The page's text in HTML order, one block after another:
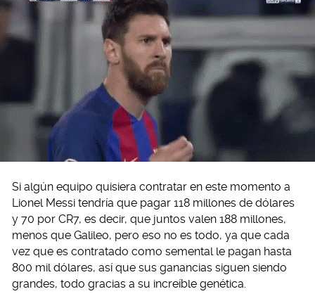
Si algún equipo quisiera contratar en este momento a
Lionel Messi tendría que pagar 118 millones de dólares
y 70 por CR7, es decir, que juntos valen 188 millones,
menos que Galileo, pero eso no es todo, ya que cada
vez que es contratado como semental le pagan hasta
800 mil dólares, así que sus ganancias siguen siendo
grandes, todo gracias a su increíble genética.